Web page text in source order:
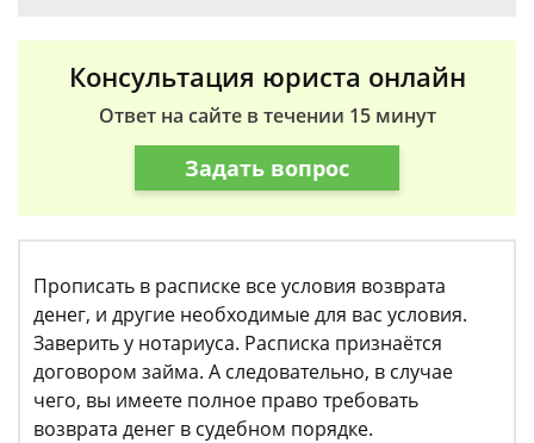
Консультация юриста онлайн
Ответ на сайте в течении 15 минут
Задать вопрос
Прописать в расписке все условия возврата
денег, и другие необходимые для вас условия.
Заверить у нотариуса. Расписка признаётся
договором займа. А следовательно, в случае
чего, вы имеете полное право требовать
возврата денег в судебном порядке.